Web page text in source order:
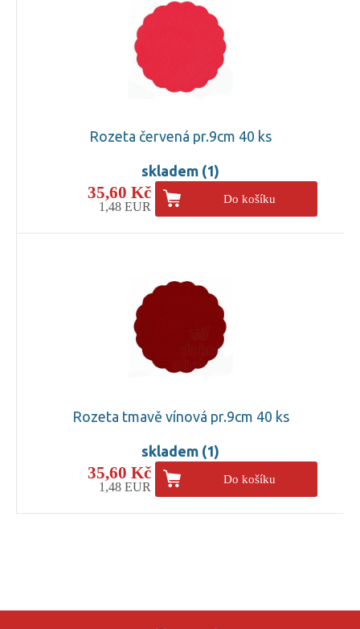
Rozeta červená pr.9cm 40 ks
skladem (1)
35,60 Kč
1,48 EUR
Do košíku
Rozeta tmavě vínová pr.9cm 40 ks
skladem (1)
35,60 Kč
1,48 EUR
Do košíku